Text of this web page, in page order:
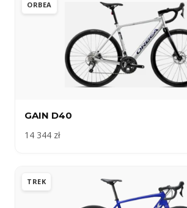
ORBEA
GAIN D40
14 344 zł
TREK